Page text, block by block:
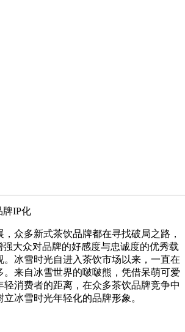
牌IP化
，众多新式茶饮品牌都在寻找破局之路，
大众对品牌的好感度与忠诚度的优秀载
。冰雪时光自进入茶饮市场以来，一直在
。来自冰雪世界的啵啵熊，凭借呆萌可爱
轻消费者的距离，在众多茶饮品牌竞争中
冰雪时光年轻化的品牌形象。